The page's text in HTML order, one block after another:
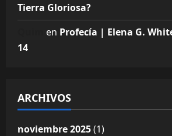
Tierra Gloriosa?
en Profecía | Elena G.
14
ARCHIVOS
noviembre 2025(1)